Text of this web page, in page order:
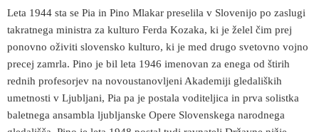
Leta 1944 sta se Pia in Pino Mlakar preselila v Slovenijo po zaslugi
takratnega ministra za kulturo Ferda Kozaka, ki je želel čim prej
ponovno oživiti slovensko kulturo, ki je med drugo svetovno vojno
precej zamrla. Pino je bil leta 1946 imenovan za enega od štirih
rednih profesorjev na novoustanovljeni Akademiji gledaliških
umetnosti v Ljubljani, Pia pa je postala voditeljica in prva solistka
baletnega ansambla ljubljanske Opere Slovenskega narodnega